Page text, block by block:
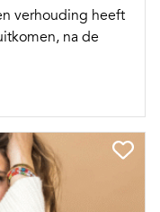
verhouding heeft
na de